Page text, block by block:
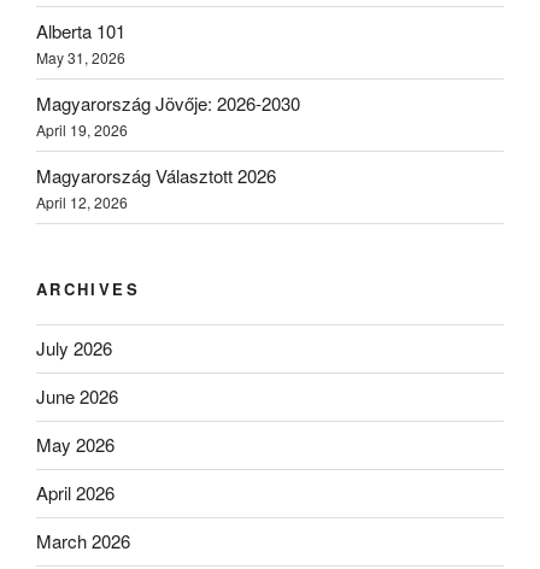
Alberta 101
May 31, 2026
Magyarország Jövője: 2026-2030
April 19, 2026
Magyarország Választott 2026
April 12, 2026
ARCHIVES
July 2026
June 2026
May 2026
April 2026
March 2026